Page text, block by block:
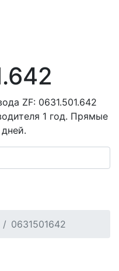
ZF: 0631.501.642
1 год. Прямые
0631501642